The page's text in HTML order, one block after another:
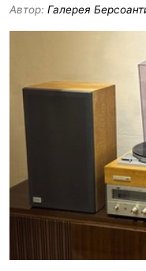
Автор: Галерея